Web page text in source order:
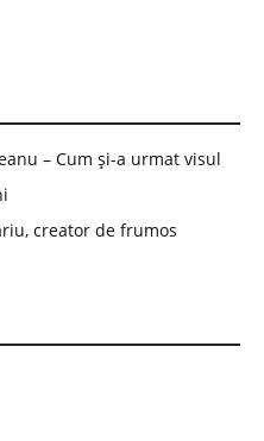
– Cum și-a urmat visul
creator de frumos